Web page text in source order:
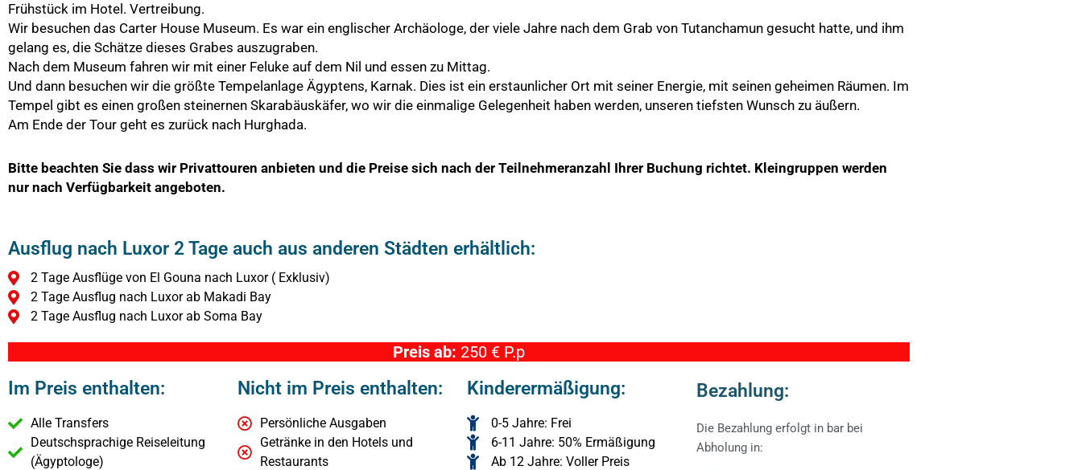
Frühstück im Hotel. Vertreibung.
Wir besuchen das Carter House Museum. Es war ein englischer Archäologe, der viele Jahre nach dem Grab von Tutanchamun gesucht hatte, und ihm
gelang es, die Schätze dieses Grabes auszugraben.
Nach dem Museum fahren wir mit einer Feluke auf dem Nil und essen zu Mittag.
Und dann besuchen wir die größte Tempelanlage Ägyptens, Karnak. Dies ist ein erstaunlicher Ort mit seiner Energie, mit seinen geheimen Räumen. Im
Tempel gibt es einen großen steinernen Skarabäuskäfer, wo wir die einmalige Gelegenheit haben werden, unseren tiefsten Wunsch zu äußern.
Am Ende der Tour geht es zurück nach Hurghada.
Bitte beachten Sie dass wir Privattouren anbieten und die Preise sich nach der Teilnehmeranzahl Ihrer Buchung richtet. Kleingruppen werden
nur nach Verfügbarkeit angeboten.
Ausflug nach Luxor 2 Tage auch aus anderen Städten erhältlich:
2 Tage Ausflüge von El Gouna nach Luxor ( Exklusiv)
2 Tage Ausflug nach Luxor ab Makadi Bay
2 Tage Ausflug nach Luxor ab Soma Bay
Preis ab: 250 € P.p
Im Preis enthalten:
Alle Transfers
Deutschsprachige Reiseleitung
(Ägyptologe)
Nicht im Preis enthalten:
Persönliche Ausgaben
Getränke in den Hotels und
Restaurants
Kinderermäßigung:
0-5 Jahre: Frei
6-11 Jahre: 50% Ermäßigung
Ab 12 Jahre: Voller Preis
Bezahlung:
Die Bezahlung erfolgt in bar bei
Abholung in: